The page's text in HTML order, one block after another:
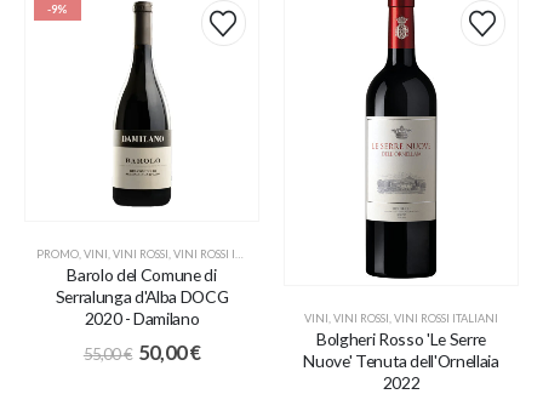
-9%
PROMO,VINI ,VINI ROSSI ,VINI ROSSI ITALIANI
Barolo del Comune di
Serralunga d'Alba DOCG
2020 - Damilano
55,00€ 50,00€
VINI VINI ROSSI VINI ROSSI ITALIANI
Bolgheri Rosso 'Le Serre
Nuove' Tenuta dell'Ornellaia
2022